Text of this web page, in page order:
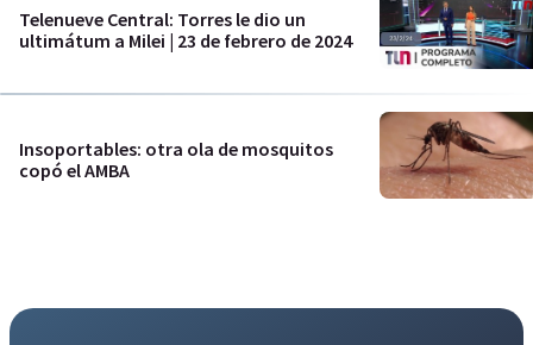
Telenueve Central: Torres le dio un
ultimátum a Milei | 23 de febrero de 2024
Insoportables: otra ola de mosquitos
copó el AMBA